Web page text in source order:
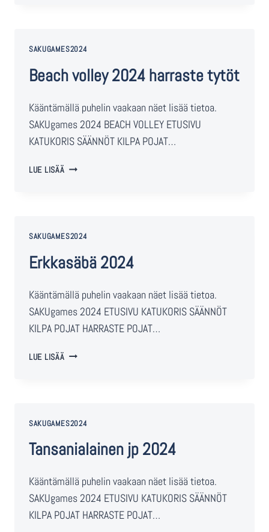
SAKUGAMES2024
Beach volley 2024 harraste tytöt
Kääntämällä puhelin vaakaan näet lisää tietoa.
SAKUgames 2024 BEACH VOLLEY ETUSIVU
KATUKORIS SÄÄNNÖT KILPA POJAT…
LUE LISÄÄ
SAKUGAMES2024
Erkkasäbä 2024
Kääntämällä puhelin vaakaan näet lisää tietoa.
SAKUgames 2024 ETUSIVU KATUKORIS SÄÄNNÖT
KILPA POJAT HARRASTE POJAT…
LUE LISÄÄ
SAKUGAMES2024
Tansanialainen jp 2024
Kääntämällä puhelin vaakaan näet lisää tietoa.
SAKUgames 2024 ETUSIVU KATUKORIS SÄÄNNÖT
KILPA POJAT HARRASTE POJAT…